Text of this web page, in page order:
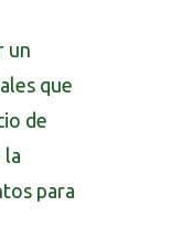
un
que
de
la
para